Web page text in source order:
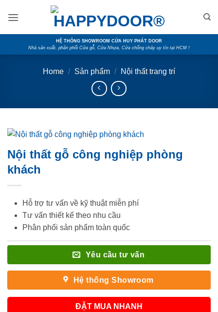
HỆ THỐNG SHOWROOM CỬA HUY PHÁT DOOR
Nhà sản xuất, phân phối Cửa gỗ, Cửa Nhựa, Cửa chống cháy uy tín tại HCM !
Home / Sản phẩm / Nội thất trang trí
Nội thất gỗ công nghiệp phòng
khách
Hỗ trợ tư vấn về kỹ thuật miễn phí
Tư vấn thiết kế theo nhu cầu
Phân phối sản phẩm toàn quốc
Yêu cầu tư vấn
Hệ thống Showroom
ĐẶT MUA NHANH